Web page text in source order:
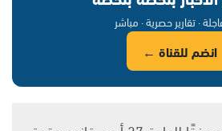
· تقارير حصرية · مباشر
انضم للقناة ←